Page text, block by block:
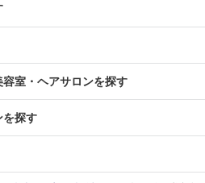
室・ヘアサロンを探す
を探す